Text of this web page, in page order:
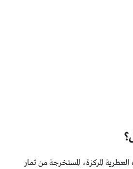
المركزة، المستخرجة من ‏ثمار